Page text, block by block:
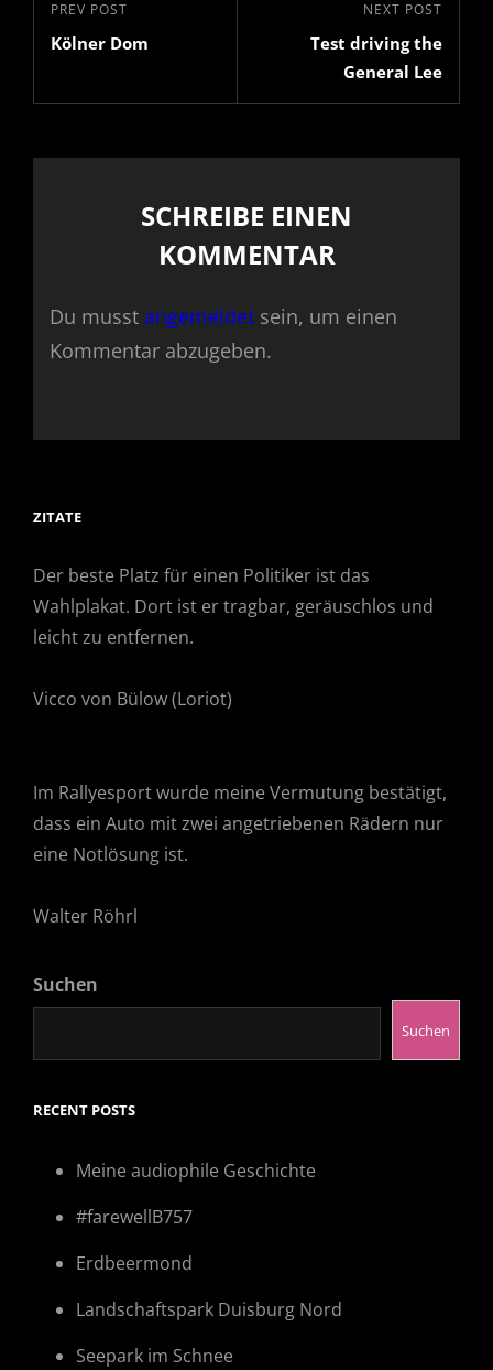
Navigation
Previous
Post
PREV POST
Kölner Dom
Post
NEXT POST
Test driving the
General Lee
SCHREIBE EINEN
KOMMENTAR
Du musst angemeldet sein, um einen
Kommentar abzugeben.
ZITATE
Der beste Platz für einen Politiker ist das
Wahlplakat. Dort ist er tragbar, geräuschlos und
leicht zu entfernen.
Vicco von Bülow (Loriot)
Im Rallyesport wurde meine Vermutung bestätigt,
dass ein Auto mit zwei angetriebenen Rädern nur
eine Notlösung ist.
Walter Röhrl
Suchen
Suchen
RECENT POSTS
Meine audiophile Geschichte
#farewellB757
Erdbeermond
Landschaftspark Duisburg Nord
Seepark im Schnee